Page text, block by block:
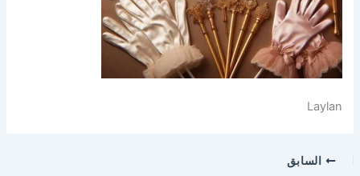
Laylan
السابق